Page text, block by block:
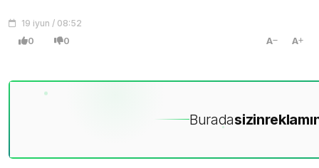
19 iyun / 08:52
0 0 A A
Buradasizin